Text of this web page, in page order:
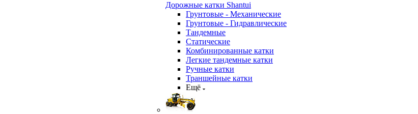
Дорожные катки Shantui
Грунтовые - Механические
Грунтовые - Гидравлические
Тандемные
Статические
Комбинированные катки
Легкие тандемные катки
Ручные катки
Траншейные катки
Ещё